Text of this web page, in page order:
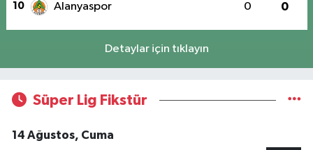
10 Alanyaspor 0 0
Detaylar için tıklayın
Süper Lig Fikstür
14 Ağustos, Cuma